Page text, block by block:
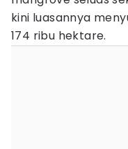
kini luasannya
174 ribu hektare.